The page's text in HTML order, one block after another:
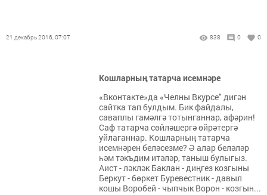
21 декабрь 2016, 07:07 838 0 0
Кошларның татарча исемнәре
«Вконтакте»да «Челны Вкурсе" дигән
сайтка тап булдым. Бик файдалы,
саваплы гамәлгә тотынганнар, афәрин!
Саф татарча сөйләшергә өйрәтергә
уйлаганнар. Кошларның татарча
исемнәрен беләсезме? Ә алар беләләр
һәм тәкъдим итәләр, таныш булыгыз.
Аист - ләкләк Баклан - диңгез козгыны
Беркут - бөркет Буревестник - давыл
кошы Воробей - чыпчык Ворон - козгын...